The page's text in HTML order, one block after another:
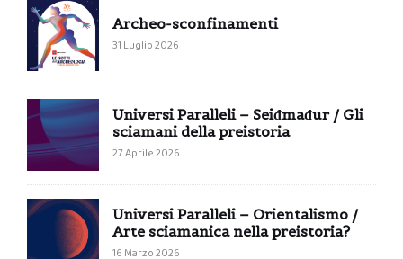
Archeo-sconfinamenti
31 Luglio 2026
Universi Paralleli – Seiđmađur / Gli
sciamani della preistoria
27 Aprile 2026
Universi Paralleli – Orientalismo /
Arte sciamanica nella preistoria?
16 Marzo 2026